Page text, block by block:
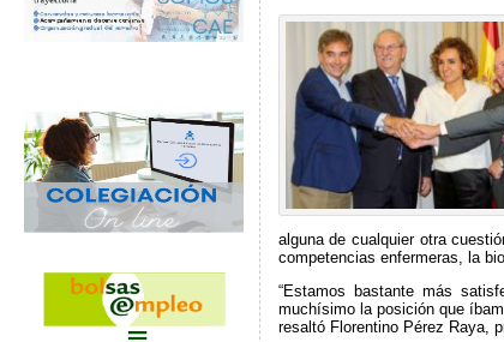
alguna de cualquier otra
competencias enfermeras, la
“Estamos bastante más
muchísimo la posición que
resaltó Florentino Pérez Raya,